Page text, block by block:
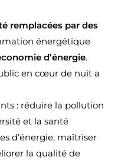
remplacées par des
énergétique
d’énergie.
en cœur de nuit a
: réduire la pollution
et la santé
d’énergie, maîtriser
la qualité de